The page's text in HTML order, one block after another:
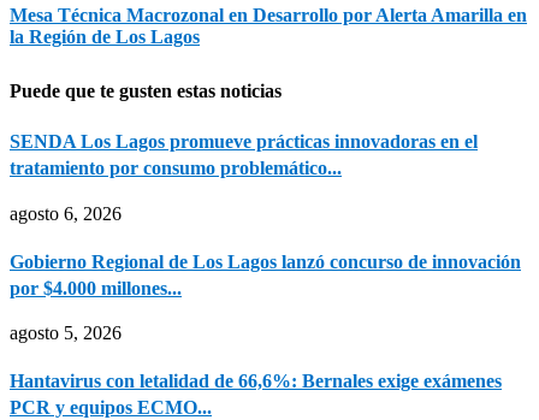
Mesa Técnica Macrozonal en Desarrollo por Alerta Amarilla en
la Región de Los Lagos
Puede que te gusten estas noticias
SENDA Los Lagos promueve prácticas innovadoras en el
tratamiento por consumo problemático...
agosto 6, 2026
Gobierno Regional de Los Lagos lanzó concurso de innovación
por $4.000 millones...
agosto 5, 2026
Hantavirus con letalidad de 66,6%: Bernales exige exámenes
PCR y equipos ECMO...